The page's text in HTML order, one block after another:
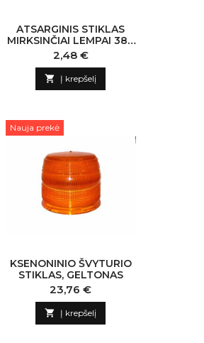
ATSARGINIS STIKLAS
MIRKSINČIAI LEMPAI 380
SERIJAI, SKAIDRUS
110X100MM
Kaina
2,48 €
 Į krepšelį
Nauja prekė
KSENONINIO ŠVYTURIO
STIKLAS, GELTONAS
Kaina
23,76 €
 Į krepšelį